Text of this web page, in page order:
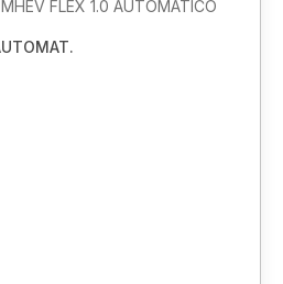
FLEX 1.0 AUTOMATICO